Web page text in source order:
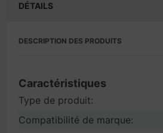
DÉTAILS
DESCRIPTION DES PRODUITS
Caractéristiques
Type de produit:
Compatibilité de marque: